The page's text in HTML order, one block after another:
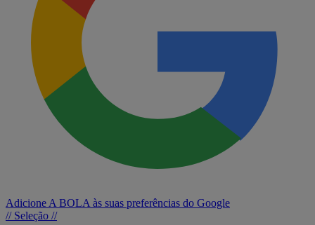
Adicione A BOLA às suas preferências do Google
// Seleção //